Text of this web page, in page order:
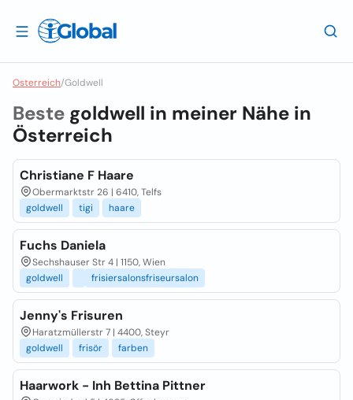
Osterreich/Goldwell
Beste goldwell in meiner Nähe in
Österreich
Christiane F Haare
Obermarktstr 26 | 6410, Telfs
goldwell
tigi haare
Fuchs Daniela
Sechshauser Str 4 | 1150, Wien
goldwell
frisiersalonsfriseursalon
Jenny's Frisuren
Haratzmüllerstr 7 | 4400, Steyr
goldwell
frisör farben
Haarwork - Inh Bettina Pittner